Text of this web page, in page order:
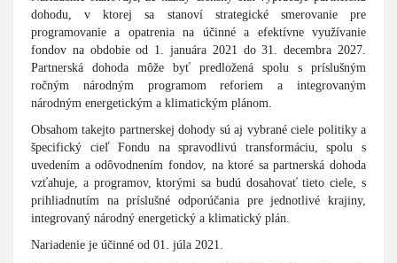
dohodu, v ktorej sa stanoví strategické smerovanie pre
programovanie a opatrenia na účinné a efektívne využívanie
fondov na obdobie od 1. januára 2021 do 31. decembra 2027.
Partnerská dohoda môže byť predložená spolu s príslušným
ročným národným programom reforiem a integrovaným
národným energetickým a klimatickým plánom.
Obsahom takejto partnerskej dohody sú aj vybrané ciele politiky a
špecifický cieľ Fondu na spravodlivú transformáciu, spolu s
uvedením a odôvodnením fondov, na ktoré sa partnerská dohoda
vzťahuje, a programov, ktorými sa budú dosahovať tieto ciele, s
prihliadnutím na príslušné odporúčania pre jednotlivé krajiny,
integrovaný národný energetický a klimatický plán.
Nariadenie je účinné od 01. júla 2021.